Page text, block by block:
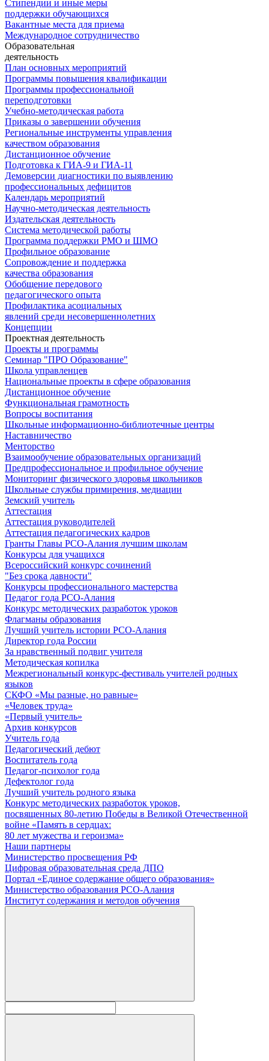
Стипендии и иные меры
поддержки обучающихся
Вакантные места для приема
Международное сотрудничество
Образовательная
деятельность
План основных мероприятий
Программы повышения квалификации
Программы профессиональной
переподготовки
Учебно-методическая работа
Приказы о завершении обучения
Региональные инструменты управления
качеством образования
Дистанционное обучение
Подготовка к ГИА-9 и ГИА-11
Демоверсии диагностики по выявлению
профессиональных дефицитов
Календарь мероприятий
Научно-методическая деятельность
Издательская деятельность
Система методической работы
Программа поддержки РМО и ШМО
Профильное образование
Сопровождение и поддержка
качества образования
Обобщение передового
педагогического опыта
Профилактика асоциальных
явлений среди несовершеннолетних
Концепции
Проектная деятельность
Проекты и программы
Семинар "ПРО Образование"
Школа управленцев
Национальные проекты в сфере образования
Дистанционное обучение
Функциональная грамотность
Вопросы воспитания
Школьные информационно-библиотечные центры
Наставничество
Менторство
Взаимообучение образовательных организаций
Предпрофессиональное и профильное обучение
Мониторинг физического здоровья школьников
Школьные службы примирения, медиации
Земский учитель
Аттестация
Аттестация руководителей
Аттестация педагогических кадров
Гранты Главы РСО-Алания лучшим школам
Конкурсы для учащихся
Всероссийский конкурс сочинений
"Без срока давности"
Конкурсы профессионального мастерства
Педагог года РСО-Алания
Конкурс методических разработок уроков
Флагманы образования
Лучший учитель истории РСО-Алания
Директор года России
За нравственный подвиг учителя
Методическая копилка
Межрегиональный конкурс-фестиваль учителей родных
языков
СКФО «Мы разные, но равные»
«Человек труда»
«Первый учитель»
Архив конкурсов
Учитель года
Педагогический дебют
Воспитатель года
Педагог-психолог года
Дефектолог года
Лучший учитель родного языка
Конкурс методических разработок уроков,
посвященных 80-летию Победы в Великой Отечественной
войне «Память в сердцах:
80 лет мужества и героизма»
Наши партнеры
Министерство просвещения РФ
Цифровая образовательная среда ДПО
Портал «Единое содержание общего образования»
Министерство образования РСО-Алания
Институт содержания и методов обучения